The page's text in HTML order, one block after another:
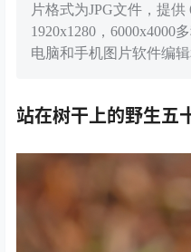
片格式为JPG文件，提供
1920x1280，6000x4000
电脑和手机图片软件编辑
站在树干上的野生五